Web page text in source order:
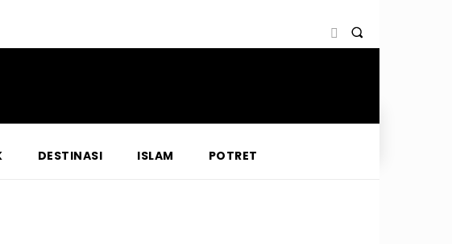
DESTINASI ISLAM POTRET